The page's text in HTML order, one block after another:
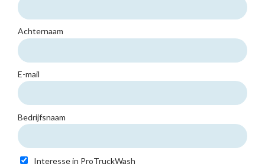
Achternaam
E-mail
Bedrijfsnaam
Interesse in ProTruckWash